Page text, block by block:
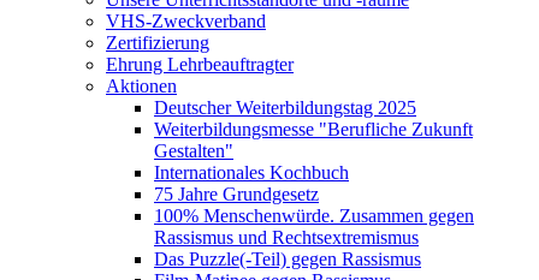
VHS-Zweckverband
Zertifizierung
Ehrung Lehrbeauftragter
Aktionen
Deutscher Weiterbildungstag 2025
Weiterbildungsmesse "Berufliche Zukunft
Gestalten"
Internationales Kochbuch
75 Jahre Grundgesetz
100% Menschenwürde. Zusammen gegen
Rassismus und Rechtsextremismus
Das Puzzle(-Teil) gegen Rassismus